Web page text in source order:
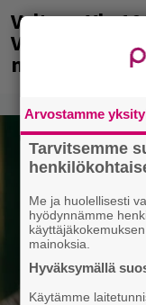
Valtava Yle
Veikkaus
myös
Arvostamme
Tarvitsemme
Me ja huolellisesti
hyödynnämme
mainoksia.
Hyväksymällä
Käytämme